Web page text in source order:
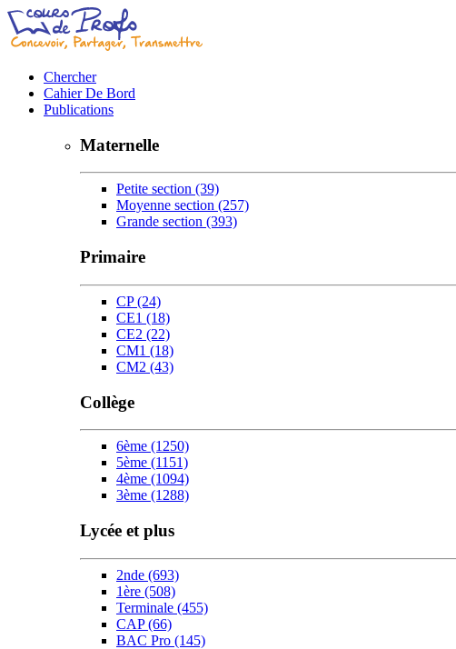
Chercher
Cahier De Bord
Publications
Maternelle
Petite section (39)
Moyenne section (257)
Grande section (393)
Primaire
CP(24)
CE1 (18)
CE2 (22)
CM1 (18)
CM2 (43)
Collège
6ème (1250)
5ème (1151)
4ème (1094)
3ème (1288)
Lycée et plus
2nde (693)
1ère (508)
Terminale (455)
CAP(66)
BAC Pro (145)